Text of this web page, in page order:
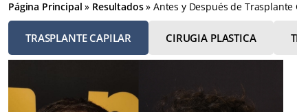
Página Principal » Resultados» Antes y Después de Trasplante
TRASPLANTE CAPILAR CIRUGIA PLASTICA